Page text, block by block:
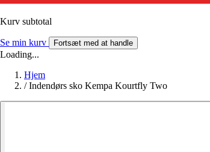
Kurv subtotal
Se min kurv Fortsæt med at handle
Loading...
Hjem
/ Indendørs sko Kempa Kourtfly Two